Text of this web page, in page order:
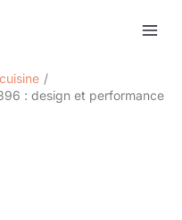
: design et performance